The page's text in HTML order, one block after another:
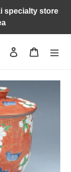
specialty store
Search Log in Cart